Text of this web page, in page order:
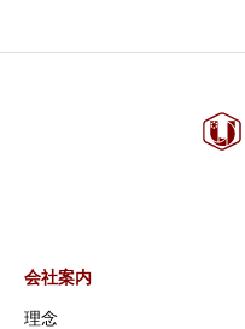
会社案内
理念